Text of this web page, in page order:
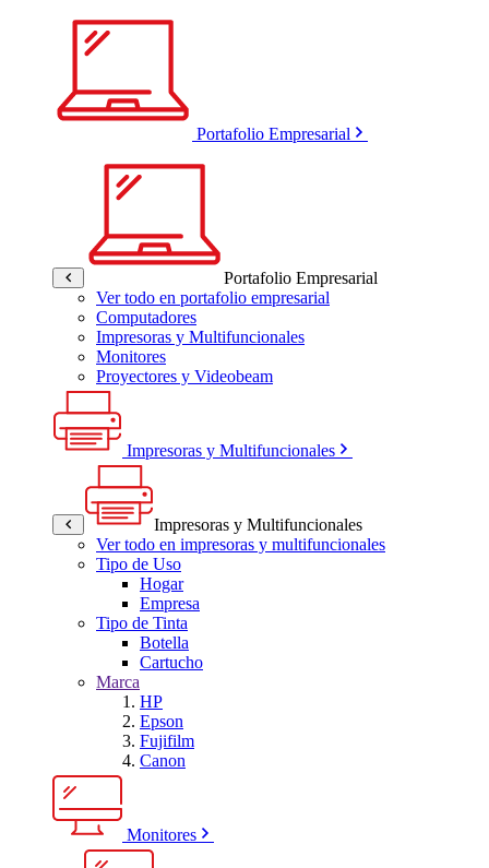
Portafolio Empresarial
Portafolio Empresarial
Ver todo en portafolio empresarial
Computadores
Impresoras y Multifuncionales
Monitores
Proyectores y Videobeam
Impresoras y Multifuncionales
Impresoras y Multifuncionales
Ver todo en impresoras y multifuncionales
Tipo de Uso
Hogar
Empresa
Tipo de Tinta
Botella
Cartucho
Marca
HP
Epson
Fujifilm
Canon
Monitores